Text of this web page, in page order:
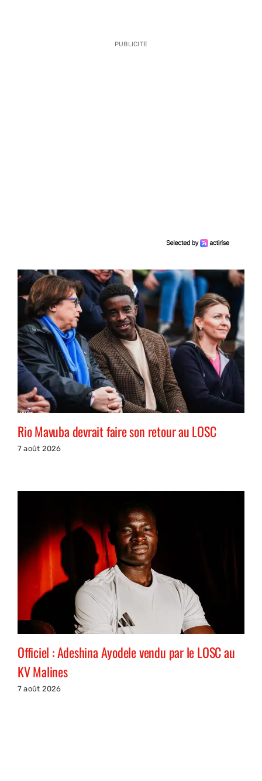
PUBLICITE
Rio Mavuba devrait faire son retour au LOSC
7 août 2026
Officiel : Adeshina Ayodele vendu par le LOSC au
KV Malines
7 août 2026